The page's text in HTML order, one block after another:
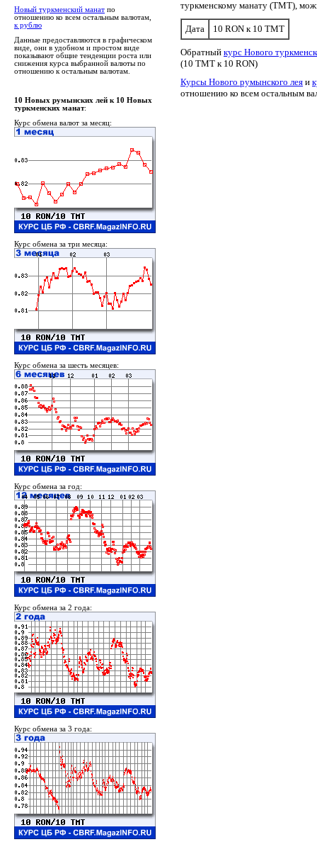
Новый туркменский манат по
отношению ко всем остальным валютам,
к рублю
Данные предоставляются в графическом
виде, они в удобном и простом виде
показывают общие тенденции роста или
снижения курса выбранной валюты по
отношению к остальным валютам.
туркменскому манату (TMT),
Дата 10 RON к 10 TMT
Обратный курс Нового
(10 TMT к 10 RON)
Курсы Нового румынского лея и
отношению ко всем остальным
10 Новых румынских лей к 10 Новых
туркменских манат:
Курс обмена валют за месяц:
Курс обмена за три месяца:
Курс обмена за шесть месяцев:
Курс обмена за год:
Курс обмена за 2 года:
Курс обмена за 3 года: